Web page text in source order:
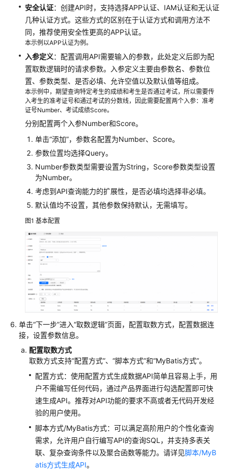
DataArts
Studio
使
用
流
购
买
并
配
DataArts
Studio
权
使
用
DataArts
Studio
管
理
中
数
据
集
（CDM
业）
数
安全认证：创建API时，支持选择APP认证、IAM认证和无认证
几种认证方式。这些方式的区别在于认证方式和调用方法不
同，推荐使用安全性更高的APP认证。
本示例以APP认证为例。
入参定义：配置调用API需要输入的参数，此处定义后即为配
置取数逻辑时的请求参数。入参定义主要由参数名、参数位
置、参数类型、是否必填、允许空值以及默认值等组成。
本示例中，期望查询特定考生的成绩和考生是否通过考试，所以需要传
入考生的准考证号和通过考试的分数线，因此需要配置两个入参：准考
证号Number、考试成绩Score。
分别配置两个入参Number和Score。
单击“添加”，参数名配置为Number、Score。
参数位置均选择Query。
Number参数类型需要设置为String，Score参数类型设置
为Number。
考虑到API查询能力的扩展性，是否必填均选择非必填。
默认值均不设置，其他参数保持默认，无需填写。
图1 基本配置
单击“下一步”进入“取数逻辑”页面，配置取数方式，配置数据连
接，设置参数信息。
配置取数方式
取数方式支持“配置方式”、“脚本方式”和“MyBatis方式”。
配置方式：使用配置方式生成数据API简单且容易上手，用
户不需编写任何代码，通过产品界面进行勾选配置即可快
速生成API。推荐对API功能的要求不高或者无代码开发经
验的用户使用。
脚本方式/MyBatis方式：可以满足高阶用户的个性化查询
需求，允许用户自行编写API的查询SQL，并支持多表关
联、复杂查询条件以及聚合函数等能力。请详见脚本/MyB
atis方式生成API。